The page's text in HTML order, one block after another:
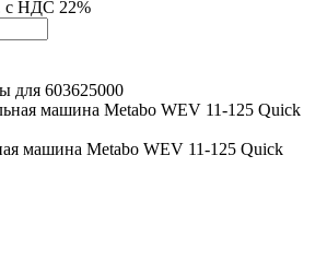
с НДС 22%
для 603625000
машина Metabo WEV 11-125 Quick